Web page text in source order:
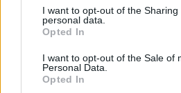
I want to opt-out of the Sharing
personal data.
Opted In
I want to opt-out of the Sale of
Personal Data.
Opted In